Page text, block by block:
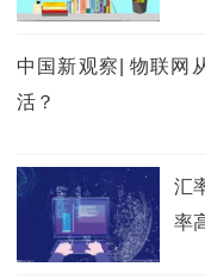
中国新观察| 物联网
活？
汇
率